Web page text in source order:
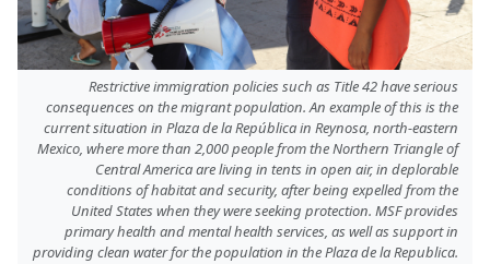
Restrictive immigration policies such as Title 42 have serious
consequences on the migrant population. An example of this is the
current situation in Plaza de la República in Reynosa, north-eastern
Mexico, where more than 2,000 people from the Northern Triangle of
Central America are living in tents in open air, in deplorable
conditions of habitat and security, after being expelled from the
United States when they were seeking protection. MSF provides
primary health and mental health services, as well as support in
providing clean water for the population in the Plaza de la Republica.